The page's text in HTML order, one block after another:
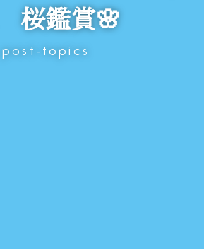
桜鑑賞🌸
post-topics